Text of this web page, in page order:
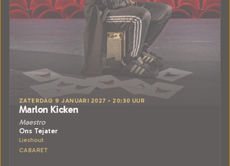
ZATERDAG 9 JANUARI 2027 • 20:30 UUR
Marlon Kicken
Maestro
Ons Tejater
Lieshout
CABARET